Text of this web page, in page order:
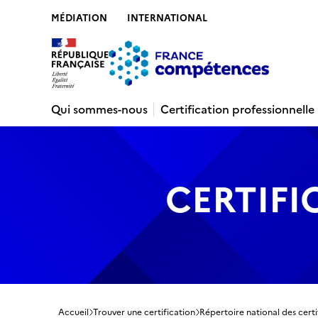
MÉDIATION INTERNATIONAL
Qui sommes-nous
Certification professionnelle
Accueil Trouver une certification Répertoire national des